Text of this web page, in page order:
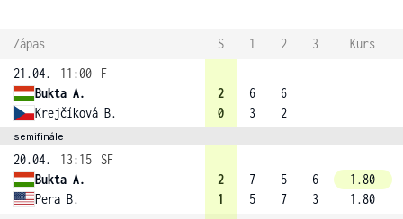
Zápas S 1 2 3
Kurs
21.04.
11:00
F
Bukta A.
Krejčíková B.
2
0
6
3
6
2
semifinále
20.04. 13:15
SF
Bukta A.
Pera B.
2
1
7
5
5
7
6
3
1.80
1.80